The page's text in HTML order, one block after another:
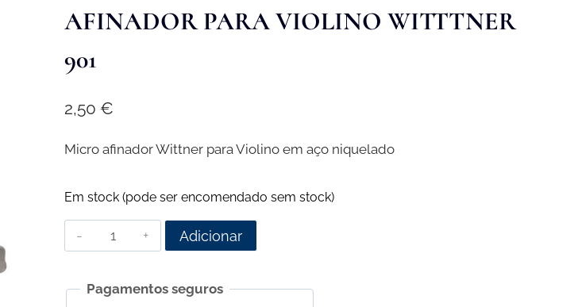
AFINADOR PARA VIOLINO WITTTNER
901
2,50 €
Micro afinador Wittner para Violino em aço niquelado
Em stock (pode ser encomendado sem stock)
Quantidade
de
para
Adicionar
Pagamentos seguros